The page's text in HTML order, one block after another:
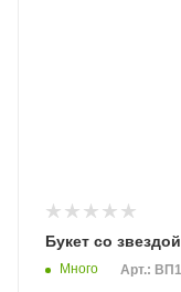
Букет со
Много Арт.: